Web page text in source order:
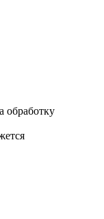
обработку